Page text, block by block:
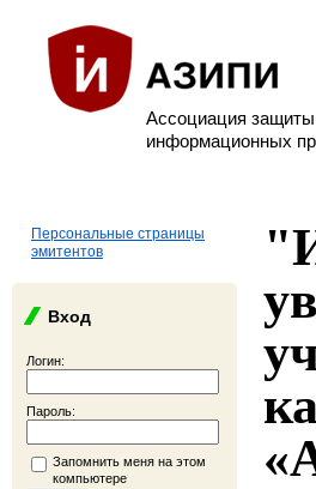
Ассоциация защиты
информационных
Персональные страницы
эмитентов
Вход
Логин:
Пароль:
Запомнить меня на этом
компьютере